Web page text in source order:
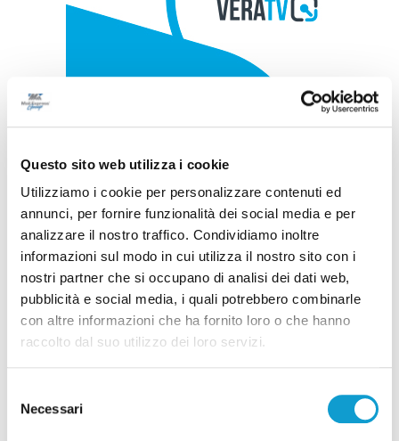
Questo sito web utilizza i cookie
Utilizziamo i cookie per personalizzare contenuti ed
annunci, per fornire funzionalità dei social media e per
analizzare il nostro traffico. Condividiamo inoltre
informazioni sul modo in cui utilizza il nostro sito con i
nostri partner che si occupano di analisi dei dati web,
pubblicità e social media, i quali potrebbero combinarle
con altre informazioni che ha fornito loro o che hanno
raccolto dal suo utilizzo dei loro servizi.
delNecessari